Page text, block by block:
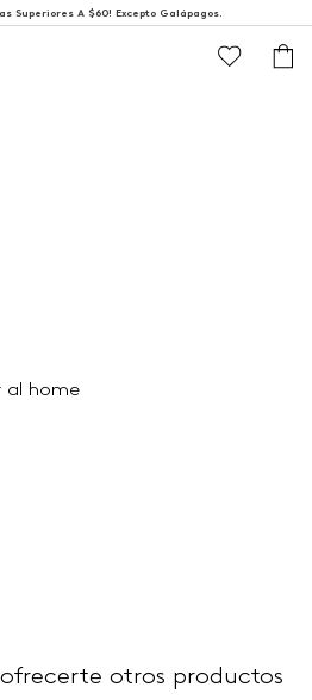
Superiores A $60! Excepto Galápagos.
al home
otros productos